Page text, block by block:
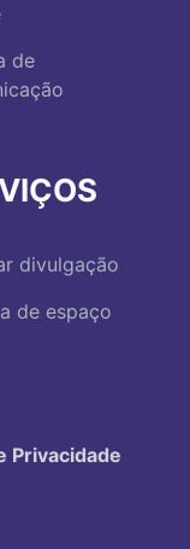
de
divulgação
de espaço
Privacidade